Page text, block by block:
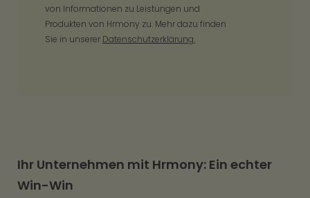
von Informationen zu Leistungen und
Produkten von Hrmony zu. Mehr dazu finden
Sie in unserer Datenschutzerklärung.
Ihr Unternehmen mit Hrmony: Ein echter
Win-Win